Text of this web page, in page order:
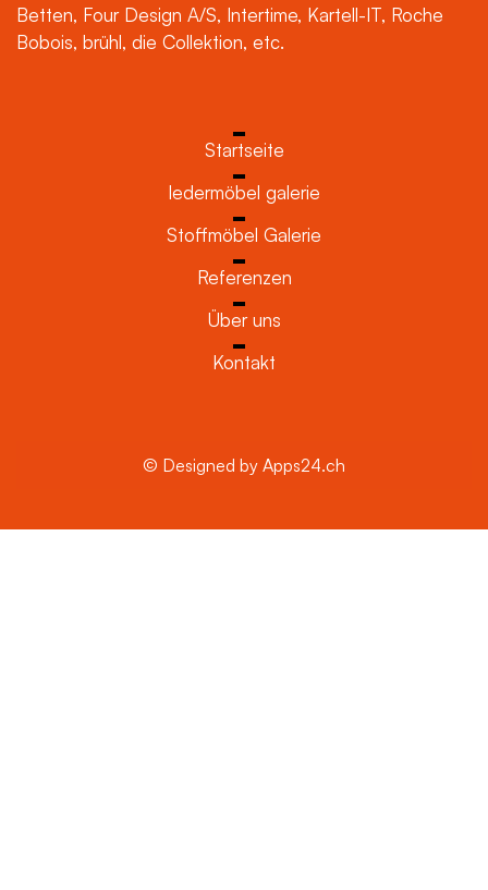
Betten, Four Design A/S, Intertime, Kartell-IT, Roche
Bobois, brühl, die Collektion, etc.
Startseite
ledermöbel galerie
Stoffmöbel Galerie
Referenzen
Über uns
Kontakt
© Designed by Apps24.ch